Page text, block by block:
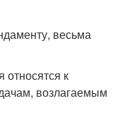
весьма
относятся к
возлагаемым